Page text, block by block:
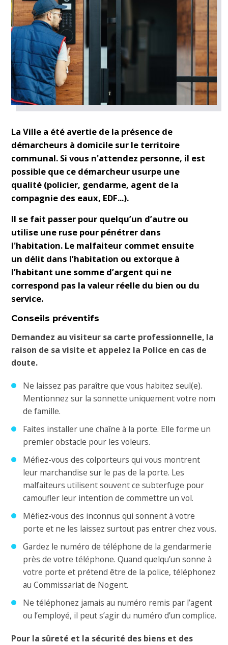
La Ville a été avertie de la présence de
démarcheurs à domicile sur le territoire
communal. Si vous n'attendez personne, il est
possible que ce démarcheur usurpe une
qualité (policier, gendarme, agent de la
compagnie des eaux, EDF...).
Il se fait passer pour quelqu’un d’autre ou
utilise une ruse pour pénétrer dans
l'habitation. Le malfaiteur commet ensuite
un délit dans l’habitation ou extorque à
l’habitant une somme d’argent qui ne
correspond pas la valeur réelle du bien ou du
service.
Conseils préventifs
Demandez au visiteur sa carte professionnelle, la
raison de sa visite et appelez la Police en cas de
doute.
Ne laissez pas paraître que vous habitez seul(e).
Mentionnez sur la sonnette uniquement votre nom
de famille.
Faites installer une chaîne à la porte. Elle forme un
premier obstacle pour les voleurs.
Méfiez-vous des colporteurs qui vous montrent
leur marchandise sur le pas de la porte. Les
malfaiteurs utilisent souvent ce subterfuge pour
camoufler leur intention de commettre un vol.
Méfiez-vous des inconnus qui sonnent à votre
porte et ne les laissez surtout pas entrer chez vous.
Gardez le numéro de téléphone de la gendarmerie
près de votre téléphone. Quand quelqu’un sonne à
votre porte et prétend être de la police, téléphonez
au Commissariat de Nogent.
Ne téléphonez jamais au numéro remis par l’agent
ou l’employé, il peut s’agir du numéro d’un complice.
Pour la sûreté et la sécurité des biens et des